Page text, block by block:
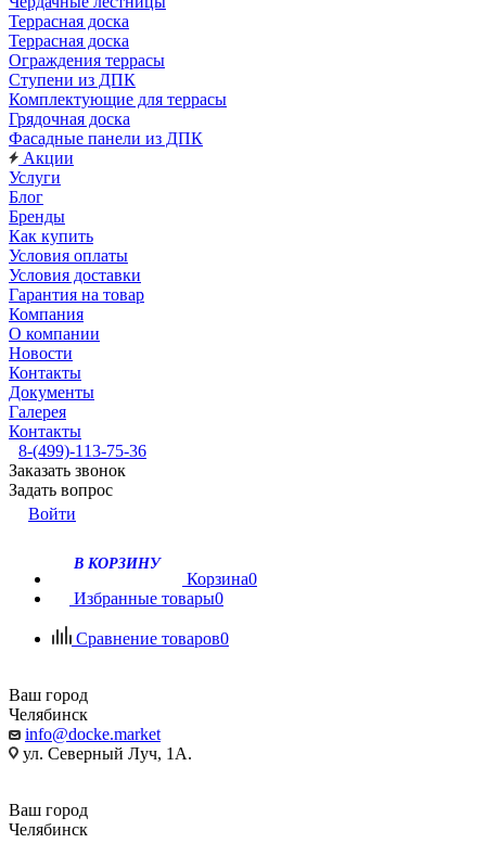
Террасная доска
Террасная доска
Ограждения террасы
Ступени из ДПК
Комплектующие для террасы
Грядочная доска
Фасадные панели из ДПК
Акции
Услуги
Блог
Бренды
Как купить
Условия оплаты
Условия доставки
Гарантия на товар
Компания
О компании
Новости
Контакты
Документы
Галерея
Контакты
8-(499)-113-75-36
Заказать звонок
Задать вопрос
Войти
В КОРЗИНУ
Корзина0
Избранные товары0
Сравнение товаров0
Ваш город
Челябинск
info@docke.market
ул. Северный Луч, 1А.
Ваш город
Челябинск